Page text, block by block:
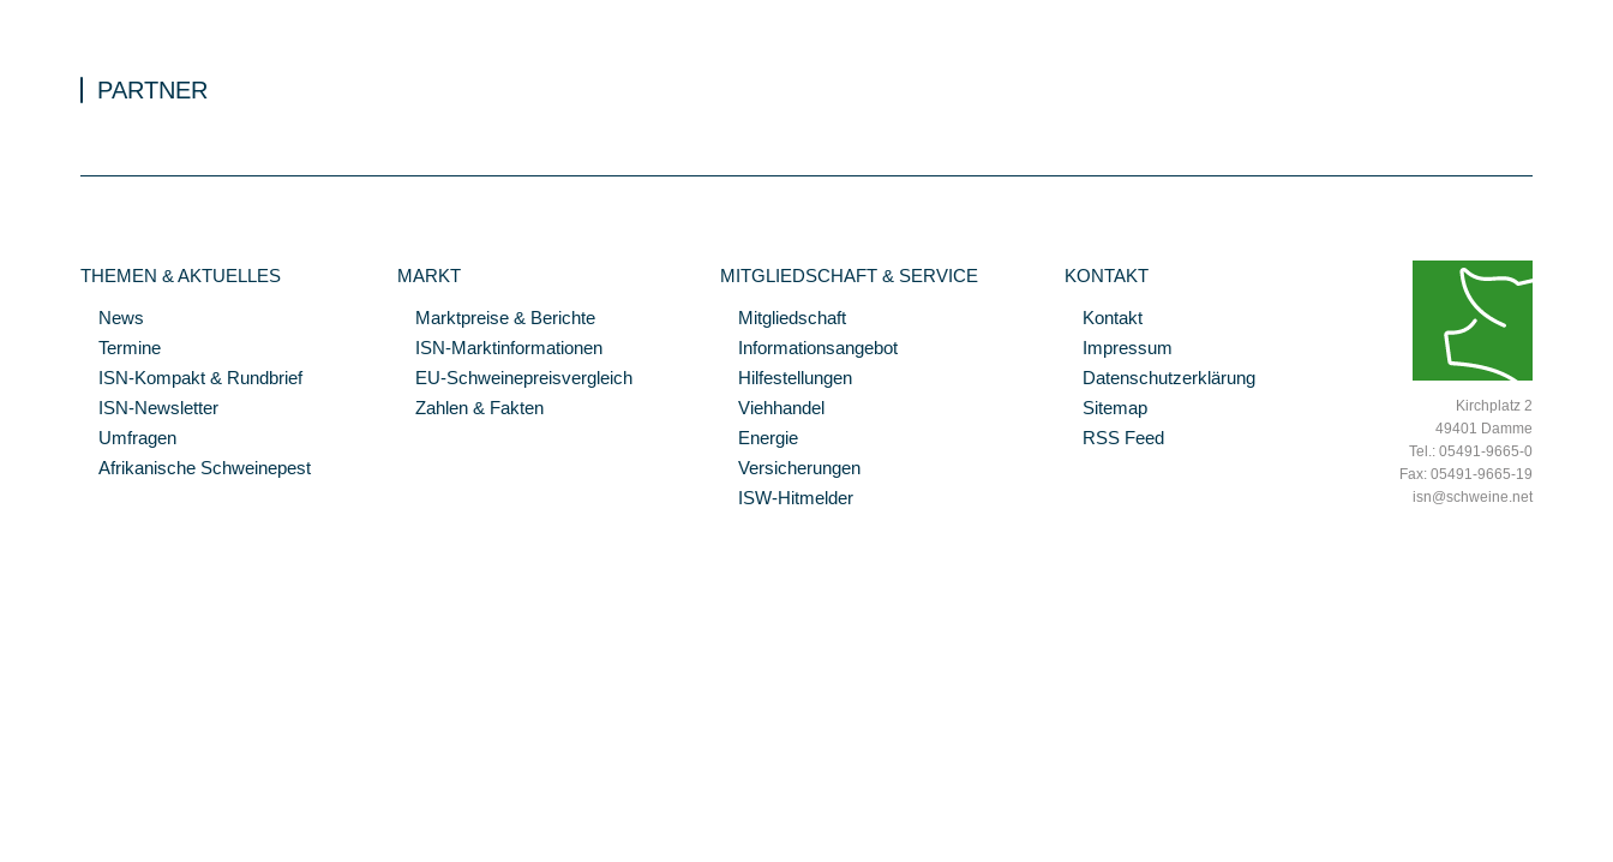
PARTNER
THEMEN & AKTUELLES
News
Termine
ISN-Kompakt & Rundbrief
ISN-Newsletter
Umfragen
Afrikanische Schweinepest
MARKT
Marktpreise & Berichte
ISN-Marktinformationen
EU-Schweinepreisvergleich
Zahlen & Fakten
MITGLIEDSCHAFT & SERVICE
Mitgliedschaft
Informationsangebot
Hilfestellungen
Viehhandel
Energie
Versicherungen
ISW-Hitmelder
KONTAKT
Kontakt
Impressum
Datenschutzerklärung
Sitemap
RSS Feed
Kirchplatz 2
49401 Damme
Tel.: 05491-9665-0
Fax: 05491-9665-19
isn@schweine.net